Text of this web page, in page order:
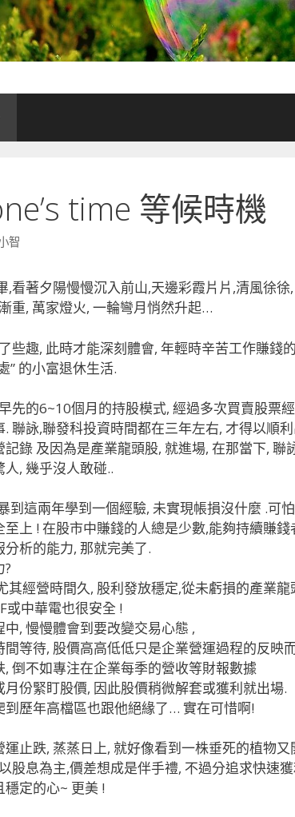
time 等候時機
智
,看著夕陽慢慢沉入前山,天邊彩霞片片,清風徐徐,
重, 萬家燈火, 一輪彎月悄然升起…
些趣, 此時才能深刻體會, 年輕時辛苦工作賺錢
” 的小富退休生活.
先的6~10個月的持股模式, 經過多次買賣股票
. 聯詠,聯發科投資時間都在三年左右, 才得以順
錄 及因為是產業龍頭股, 就進場, 在那當下, 聯
, 幾乎沒人敢碰..
到這兩年學到一個經驗, 未實現帳損沒什麼 .可
上 ! 在股市中賺錢的人總是少數,能夠持續賺錢
析的能力, 那就完美了.
其經營時間久, 股利發放穩定,從未虧損的產業龍
或中華電也很安全 !
, 慢慢體會到要改變交易心態 ,
等待, 股價高高低低只是企業營運過程的反映
倒不如專注在企業每季的營收等財報數據
份緊盯股價, 因此股價稍微解套或獲利就出場.
到歷年高檔區也跟他絕緣了… 實在可惜啊!
止跌, 蒸蒸日上, 就好像看到一株垂死的植物
股息為主,價差想成是伴手禮, 不過分追求快速
定的心~ 更美 !